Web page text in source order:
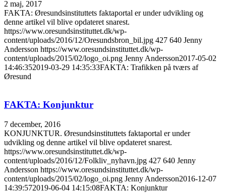
2 maj, 2017
FAKTA: Øresundsinstituttets faktaportal er under udvikling og
denne artikel vil blive opdateret snarest.
https://www.oresundsinstituttet.dk/wp-
content/uploads/2016/12/Oresundsbron_bil.jpg 427 640 Jenny
Andersson https://www.oresundsinstituttet.dk/wp-
content/uploads/2015/02/logo_oi.png Jenny Andersson2017-05-02
14:46:352019-03-29 14:35:33FAKTA: Trafikken på tværs af
Øresund
FAKTA: Konjunktur
7 december, 2016
KONJUNKTUR. Øresundsinstituttets faktaportal er under
udvikling og denne artikel vil blive opdateret snarest.
https://www.oresundsinstituttet.dk/wp-
content/uploads/2016/12/Folkliv_nyhavn.jpg 427 640 Jenny
Andersson https://www.oresundsinstituttet.dk/wp-
content/uploads/2015/02/logo_oi.png Jenny Andersson2016-12-07
14:39:572019-06-04 14:15:08FAKTA: Konjunktur